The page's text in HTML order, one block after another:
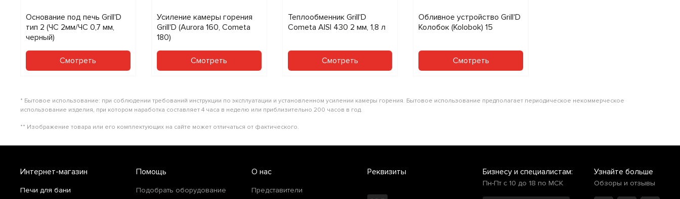
Основание под печь Grill'D
тип 2 (ЧС 2мм/ЧС 0,7 мм,
черный)
Смотреть
Усиление камеры горения
Grill'D (Aurora 160, Cometa
180)
Смотреть
Теплообменник Grill'D
Cometa AISI 430 2 мм, 1,8 л
Смотреть
Обливное устройство Grill'D
Колобок (Kolobok) 15
Смотреть
* Бытовое использование: при соблюдении требований инструкции по эксплуатации и установленном усилении камеры горения. Бытовое использование предполагает периодическое некоммерческое
использование изделия, при котором наработка составляет 4 часа в неделю или приблизительно 200 часов в год.
** Изображение товара или его комплектующих на сайте может отличаться от фактического.
Интернет-магазин
Печи для бани
Помощь
Подобрать оборудование
О нас
Представители
Реквизиты Бизнесу и специалистам:
Пн-Пт с 10 до 18 по МСК
Узнайте больше
Обзоры и отзывы